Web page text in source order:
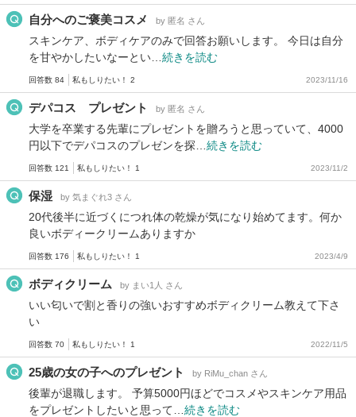
自分へのご褒美コスメ by 匿名 さん
スキンケア、ボディケアのみで回答お願いします。 今日は自分
を甘やかしたいなーとい… 続きを読む
回答数 84 私もしりたい！ 2 2023/11/16
デパコス プレゼント by 匿名 さん
大学を卒業する先輩にプレゼントを贈ろうと思っていて、4000
円以下でデパコスのプレゼンを探… 続きを読む
回答数 121 私もしりたい！ 1 2023/11/2
保湿 by 気まぐれ3 さん
20代後半に近づくにつれ体の乾燥が気になり始めてます。何か
良いボディークリームありますか
回答数 176 私もしりたい！ 1 2023/4/9
ボディクリーム by まい1人 さん
いい匂いで割と香りの強いおすすめボディクリーム教えて下さ
い
回答数 70 私もしりたい！ 1 2022/11/5
25歳の女の子へのプレゼント by RiMu_chan さん
後輩が退職します。 予算5000円ほどでコスメやスキンケア用品
をプレゼントしたいと思って… 続きを読む